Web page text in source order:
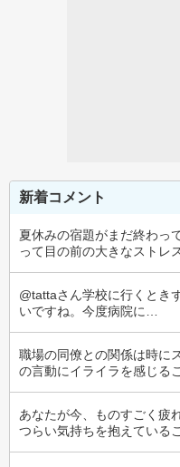
新着コメント
夏休みの宿題がまだ終わっ
って目の前の大きなストレ
@tattaさん学校に行くとき
いですね。今度病院に…
職場の同僚との関係は時に
の言動にイライラを感じる
あなたが今、ものすごく疲
つらい気持ちを抱えている